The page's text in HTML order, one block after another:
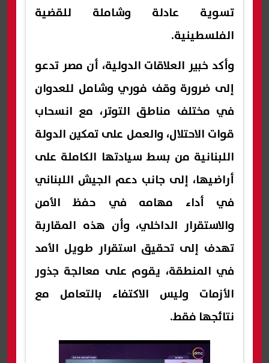
تسوية عادلة وشاملة للقضية
الفلسطينية.
وأكد خبير العلاقات الدولية، أن مصر تدعو
إلى ضرورة وقف فوري وشامل للعدوان
في مختلف مناطق التوتر، مع انسحاب
قوات الاحتلال، والعمل على تمكين الدولة
اللبنانية من بسط سيادتها الكاملة على
أراضيها، إلى جانب دعم الجيش اللبناني
في أداء مهامه في حفظ الأمن
والاستقرار الداخلي، وأن هذه المقاربة
تهدف إلى تحقيق استقرار طويل الأمد
في المنطقة، يقوم على معالجة جذور
الأزمات وليس الاكتفاء بالتعامل مع
نتائجها فقط.